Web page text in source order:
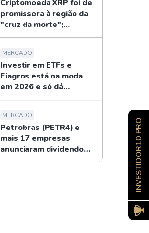
Criptomoeda XRP foi de
promissora à região da
"cruz da morte";
entenda
MERCADO
Investir em ETFs e
Fiagros está na moda
em 2026 e só dá
recorde
MERCADO
Petrobras (PETR4) e
mais 17 empresas
anunciaram dividendos
na semana; confira
INVESTIDOR10 PRO